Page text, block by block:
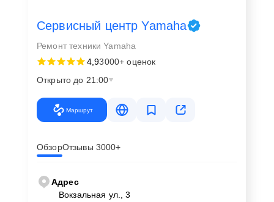
Сервисный центр Yamaha
Ремонт техники Yamaha
4,93000+ оценок
Открыто до 21:00
Маршрут
ОбзорОтзывы 3000+
Адрес
Вокзальная ул., 3